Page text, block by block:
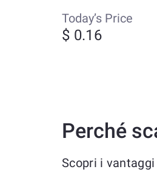
Today’s Price
$ 0.16
Perché
Scopri i vantaggi